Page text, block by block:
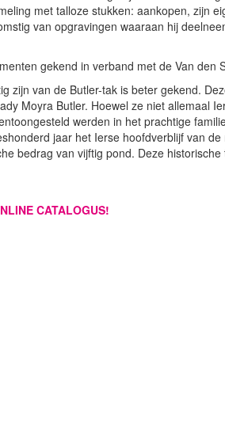
met talloze stukken: aankopen, zijn
van opgravingen waaraan hij
gekend in verband met de Van den
zijn van de Butler-tak is beter gekend.
Moyra Butler. Hoewel ze niet allemaal
werden in het prachtige
jaar het Ierse hoofdverblijf van
bedrag van vijftig pond. Deze
CATALOGUS!